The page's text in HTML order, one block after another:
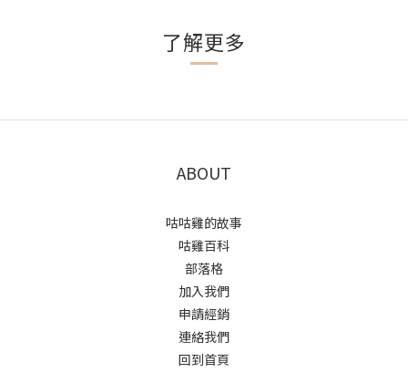
了解更多
ABOUT
咕咕雞的故事
咕雞百科
部落格
加入我們
申請經銷
連絡我們
回到首頁